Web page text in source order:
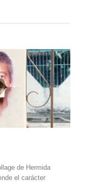
de Hermida
el carácter